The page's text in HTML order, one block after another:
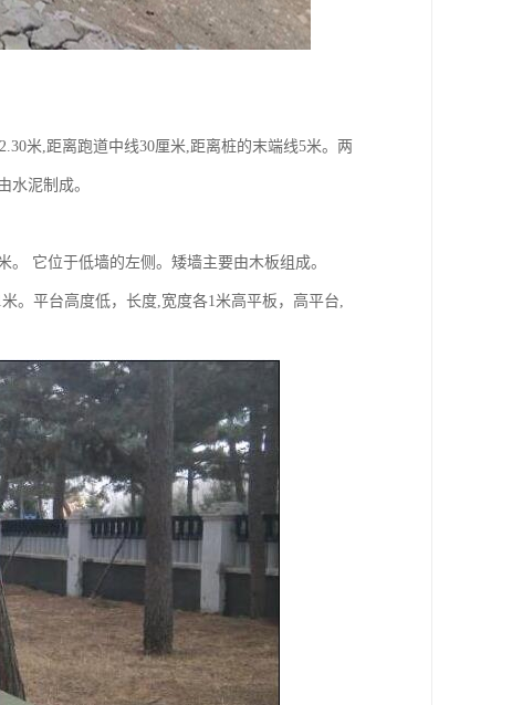
米,距离跑道中线30厘米,距离桩的末端线5米。两
水泥制成。
。 它位于低墙的左侧。矮墙主要由木板组成。
。平台高度低，长度,宽度各1米高平板，高平台,